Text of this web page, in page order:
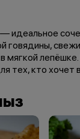
идеальное
говядины,
мягкой
тех, кто хочет